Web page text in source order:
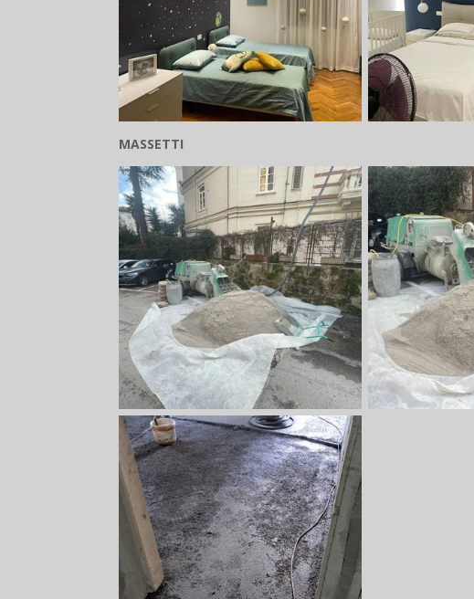
MASSETTI